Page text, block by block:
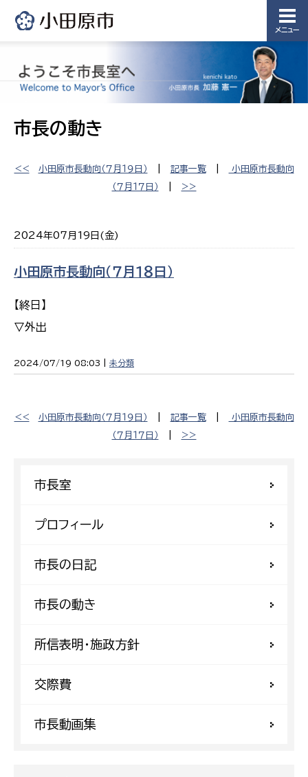
メニュー
市長の動き
<< 小田原市長動向（７月１９日） 記事一覧|
小田原市長動向
（７月１７日）
>>
2024年07月19日(金)
小田原市長動向（７月１８日）
【終日】
▽外出
2024/07/19 08:03 | 未分類
<< 小田原市長動向（７月１９日） 記事一覧|
小田原市長動向
（７月１７日）
>>
市長室
プロフィール
市長の日記
市長の動き
所信表明・施政方針
交際費
市長動画集